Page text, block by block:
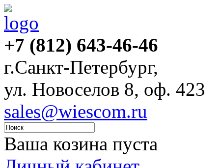
+7 (812) 643-46-46
г.Санкт-Петербург,
ул. Новоселов 8, оф. 423
sales@wiescom.ru
Ваша козина пуста